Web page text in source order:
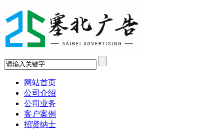
网站首页
公司介绍
公司业务
客户案例
招贤纳士